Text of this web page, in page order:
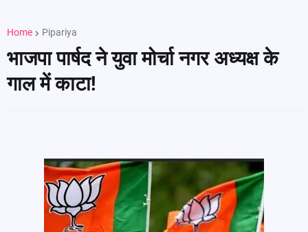
Home Pipariya
भाजपा पार्षद ने युवा मोर्चा नगर अध्यक्ष के
गाल में काटा!